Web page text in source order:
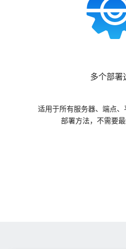
多个部署
适用于所有服务器、端点
部署方法，不需要最